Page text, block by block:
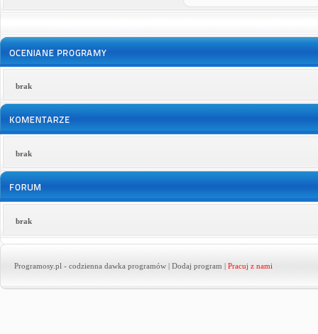
brak
brak
brak
Programosy.pl - codzienna dawka programów | Dodaj program | Pracuj z nami